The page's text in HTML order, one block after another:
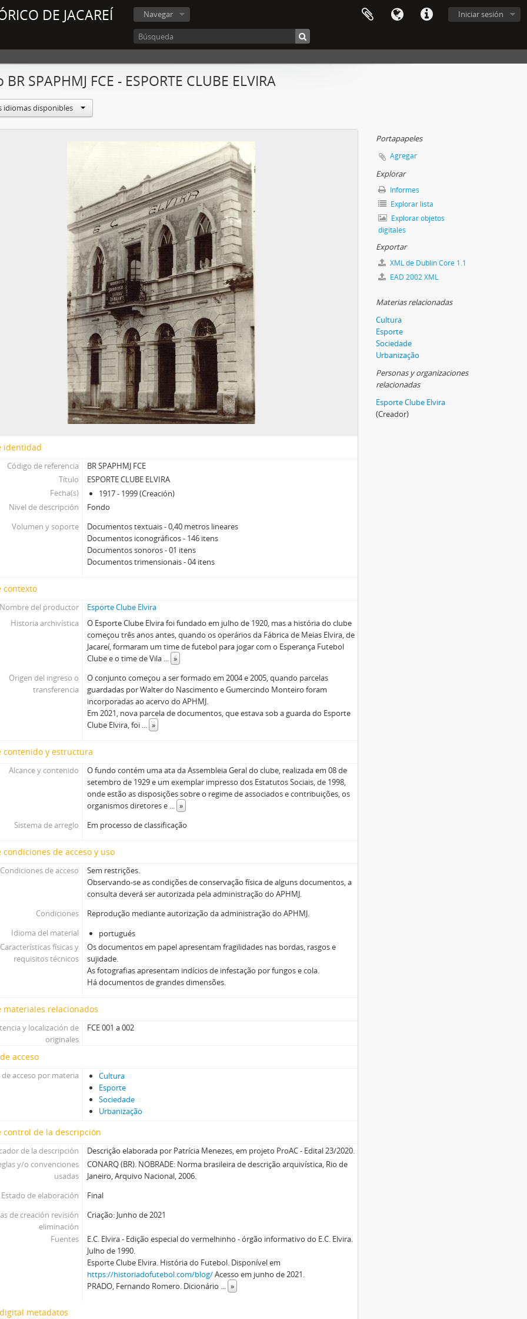
DE JACAREÍ Iniciar sesión
Navegar
BR SPAPHMJ FCE - ESPORTE CLUBE ELVIRA
idiomas disponibles
identidad
Código de referencia
BR SPAPHMJ FCE
Título
ESPORTE CLUBE ELVIRA
Fecha(s)
1917 - 1999 (Creación)
Nivel de descripción
Fondo
Volumen y soporte
Documentos textuais - 0,40 metros lineares
Documentos iconográficos - 146 itens
Documentos sonoros - 01 itens
Documentos trimensionais - 04 itens
contexto
Nombre del productor
Esporte Clube Elvira
Historia archivística
O Esporte Clube Elvira foi fundado em julho de 1920, mas a história do clube
começou três anos antes, quando os operários da Fábrica de Meias Elvira, de
Jacareí, formaram um time de futebol para jogar com o Esperança Futebol
Clube e o time de Vila ... »
Origen del ingreso o
transferencia
O conjunto começou a ser formado em 2004 e 2005, quando parcelas
guardadas por Walter do Nascimento e Gumercindo Monteiro foram
incorporadas ao acervo do APHMJ.
Em 2021, nova parcela de documentos, que estava sob a guarda do Esporte
Clube Elvira, foi ... »
contenido y estructura
Alcance y contenido
O fundo contém uma ata da Assembleia Geral do clube, realizada em 08 de
setembro de 1929 e um exemplar impresso dos Estatutos Sociais, de 1998,
onde estão as disposições sobre o regime de associados e contribuições, os
organismos diretores e ... »
Sistema de arreglo
Em processo de classificação
condiciones de acceso y uso
Condiciones de acceso
Sem restrições.
Observando-se as condições de conservação física de alguns documentos, a
consulta deverá ser autorizada pela administração do APHMJ.
Condiciones
Reprodução mediante autorização da administração do APHMJ.
Idioma del material
portugués
Características físicas y
requisitos técnicos
Os documentos em papel apresentam fragilidades nas bordas, rasgos e
sujidade.
As fotografias apresentam indícios de infestação por fungos e cola.
Há documentos de grandes dimensões.
materiales relacionados
y localización de
originales
FCE 001 a 002
acceso
acceso por materia
Cultura
Esporte
Sociedade
Urbanização
control de la descripción
de la descripción
Descrição elaborada por Patrícia Menezes, em projeto ProAC - Edital 23/2020.
y/o convenciones
usadas
CONARQ (BR). NOBRADE: Norma brasileira de descrição arquivística, Rio de
Janeiro, Arquivo Nacional, 2006.
Estado de elaboración
Final
de creación revisión
eliminación
Criação: Junho de 2021
Fuentes
E.C. Elvira - Edição especial do vermelhinho - órgão informativo do E.C. Elvira.
Julho de 1990.
Esporte Clube Elvira. História do Futebol. Disponível em
https://historiadofutebol.com/blog/Acesso em junho de 2021.
PRADO, Fernando Romero. Dicionário ... »
metadatos
Portapapeles
Agregar
Explorar
Informes
Explorar lista
Explorar objetos
digitales
Exportar
XML de Dublin Core 1.1
EAD 2002 XML
Materias relacionadas
Cultura
Esporte
Sociedade
Urbanização
Personas y organizaciones
relacionadas
Esporte Clube Elvira
(Creador)